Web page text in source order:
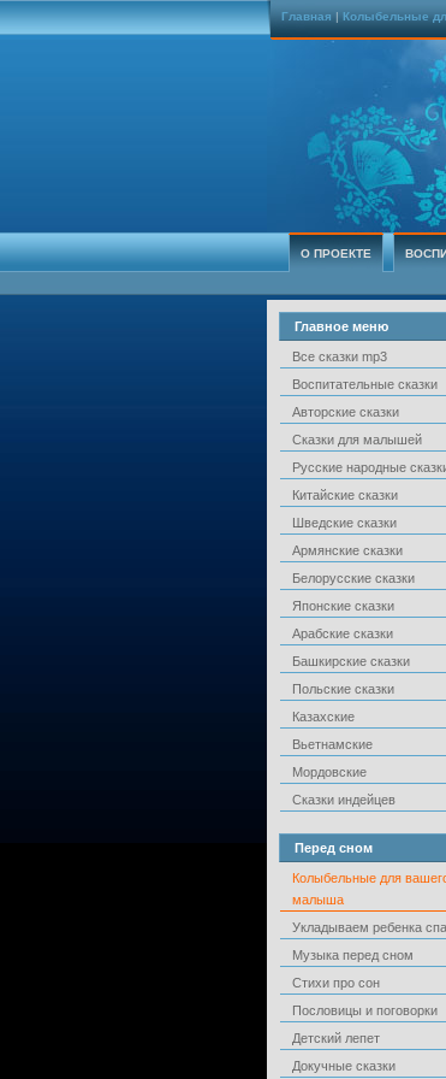
Главная | Колыбельные
О ПРОЕКТЕ
Главное меню
Все сказки mp3
Воспитательные сказки
Авторские сказки
Сказки для малышей
Русские народные
Китайские сказки
Шведские сказки
Армянские сказки
Белорусские сказки
Японские сказки
Арабские сказки
Башкирские сказки
Польские сказки
Казахские
Вьетнамские
Мордовские
Сказки индейцев
Перед сном
Колыбельные для
малыша
Укладываем ребенка
Музыка перед сном
Стихи про сон
Пословицы и поговорки
Детский лепет
Докучные сказки